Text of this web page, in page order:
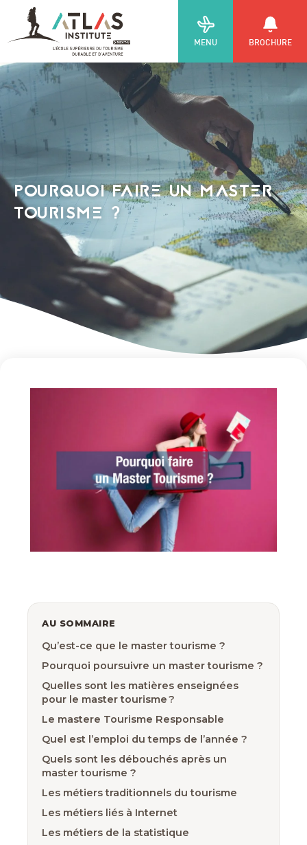
MENU BROCHURE
POURQUOI FAIRE UN MASTER
TOURISME ?
AU SOMMAIRE
Qu’est-ce que le master tourisme ?
Pourquoi poursuivre un master tourisme ?
Quelles sont les matières enseignées
pour le master tourisme ?
Le mastere Tourisme Responsable
Quel est l’emploi du temps de l’année ?
Quels sont les débouchés après un
master tourisme ?
Les métiers traditionnels du tourisme
Les métiers liés à Internet
Les métiers de la statistique